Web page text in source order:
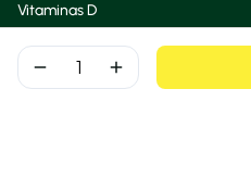
remove add
Vitaminas D
Korėjietiška kosmetika
Dezodorantas